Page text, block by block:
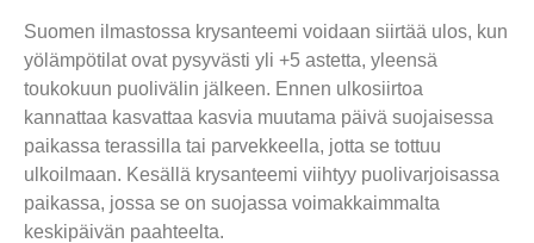
Suomen ilmastossa krysanteemi voidaan siirtää ulos, kun
yölämpötilat ovat pysyvästi yli +5 astetta, yleensä
toukokuun puolivälin jälkeen. Ennen ulkosiirtoa
kannattaa kasvattaa kasvia muutama päivä suojaisessa
paikassa terassilla tai parvekkeella, jotta se tottuu
ulkoilmaan. Kesällä krysanteemi viihtyy puolivarjoisassa
paikassa, jossa se on suojassa voimakkaimmalta
keskipäivän paahteelta.